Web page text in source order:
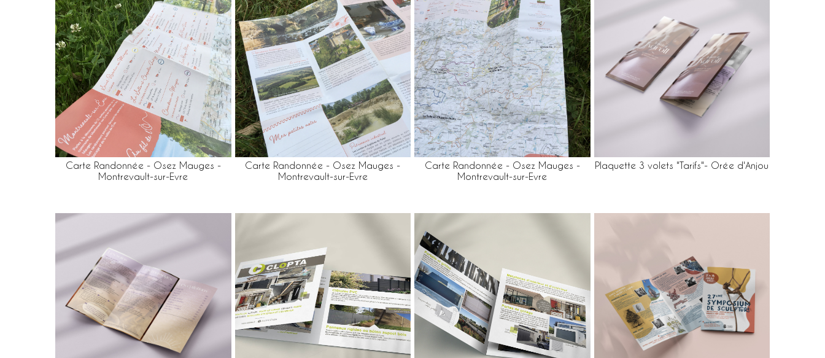
Carte Randonnée - Osez Mauges -
Montrevault-sur-Evre
Carte Randonnée - Osez Mauges -
Montrevault-sur-Evre
Carte Randonnée - Osez Mauges -
Montrevault-sur-Evre
Plaquette 3 volets "Tarifs"- Orée d'Anjou